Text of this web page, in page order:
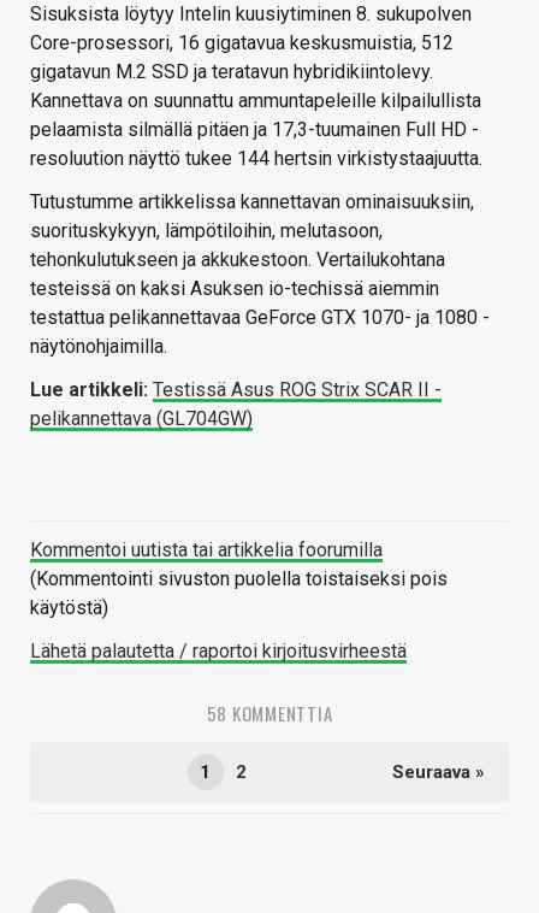
Sisuksista löytyy Intelin kuusiytiminen 8. sukupolven
Core-prosessori, 16 gigatavua keskusmuistia, 512
gigatavun M.2 SSD ja teratavun hybridikiintolevy.
Kannettava on suunnattu ammuntapeleille kilpailullista
pelaamista silmällä pitäen ja 17,3-tuumainen Full HD -
resoluution näyttö tukee 144 hertsin virkistystaajuutta.
Tutustumme artikkelissa kannettavan ominaisuuksiin,
suorituskykyyn, lämpötiloihin, melutasoon,
tehonkulutukseen ja akkukestoon. Vertailukohtana
testeissä on kaksi Asuksen io-techissä aiemmin
testattua pelikannettavaa GeForce GTX 1070- ja 1080 -
näytönohjaimilla.
Lue artikkeli: Testissä Asus ROG Strix SCAR II -
pelikannettava (GL704GW)
Kommentoi uutista tai artikkelia foorumilla
(Kommentointi sivuston puolella toistaiseksi pois
käytöstä)
Lähetä palautetta / raportoi kirjoitusvirheestä
58 KOMMENTTIA
1 2 Seuraava »